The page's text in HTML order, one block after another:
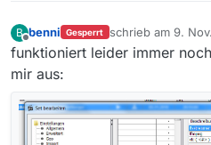
B
Offline
benni Gesperrt schrieb am 9.
zuletzt editiert
funktioniert leider immer
mir aus: